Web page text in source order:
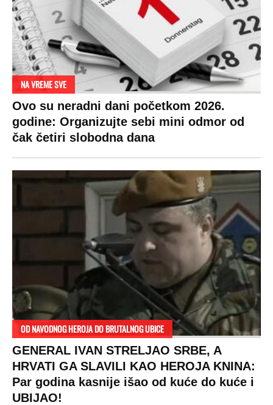
NA VREME SVE
Ovo su neradni dani početkom 2026.
godine: Organizujte sebi mini odmor od
čak četiri slobodna dana
OD NAVODNOG HEROJA DO BRUTALNOG UBICE
GENERAL IVAN STRELJAO SRBE, A
HRVATI GA SLAVILI KAO HEROJA KNINA:
Par godina kasnije išao od kuće do kuće i
UBIJAO!